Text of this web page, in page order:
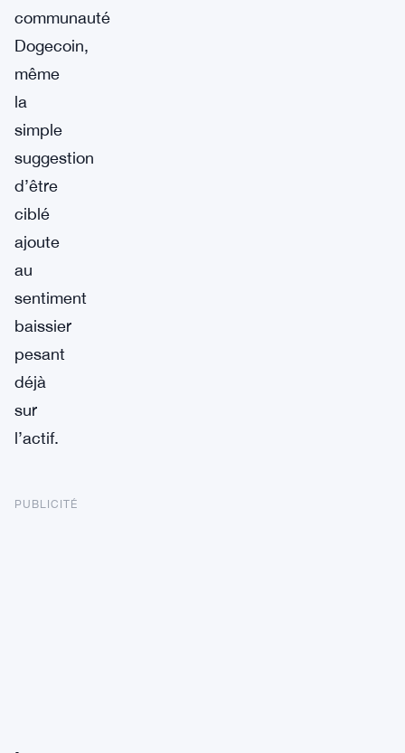
communauté
Dogecoin,
même
la
simple
suggestion
d’être
ciblé
ajoute
au
sentiment
baissier
pesant
déjà
sur
l’actif.
PUBLICITÉ